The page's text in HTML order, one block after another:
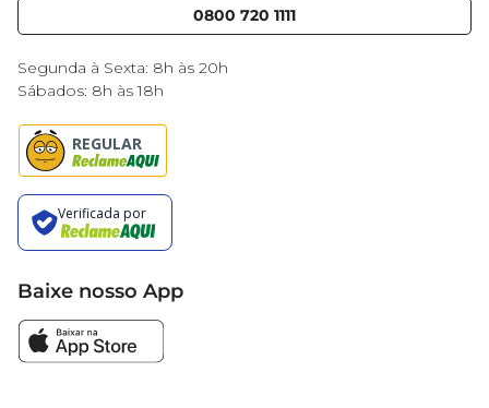
0800 720 1111
Segunda à Sexta: 8h às 20h
Sábados: 8h às 18h
Baixe nosso App